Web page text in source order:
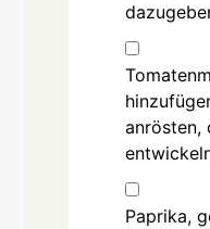
anrösten,
Paprika,